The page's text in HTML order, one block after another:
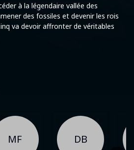
à la légendaire vallée des
des fossiles et devenir les rois
va devoir affronter de véritables
MF DB